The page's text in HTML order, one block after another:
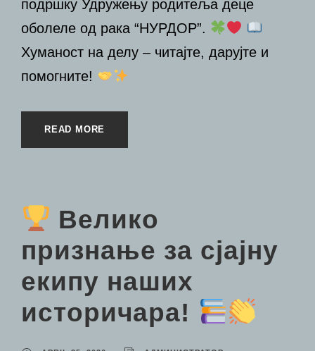
подршку Удружењу родитеља деце
оболеле од рака “НУРДОР”.
Хуманост на делу – читајте, дарујте и
помогните!
READ MORE
Велико
признање за сјајну
екипу наших
историчара!